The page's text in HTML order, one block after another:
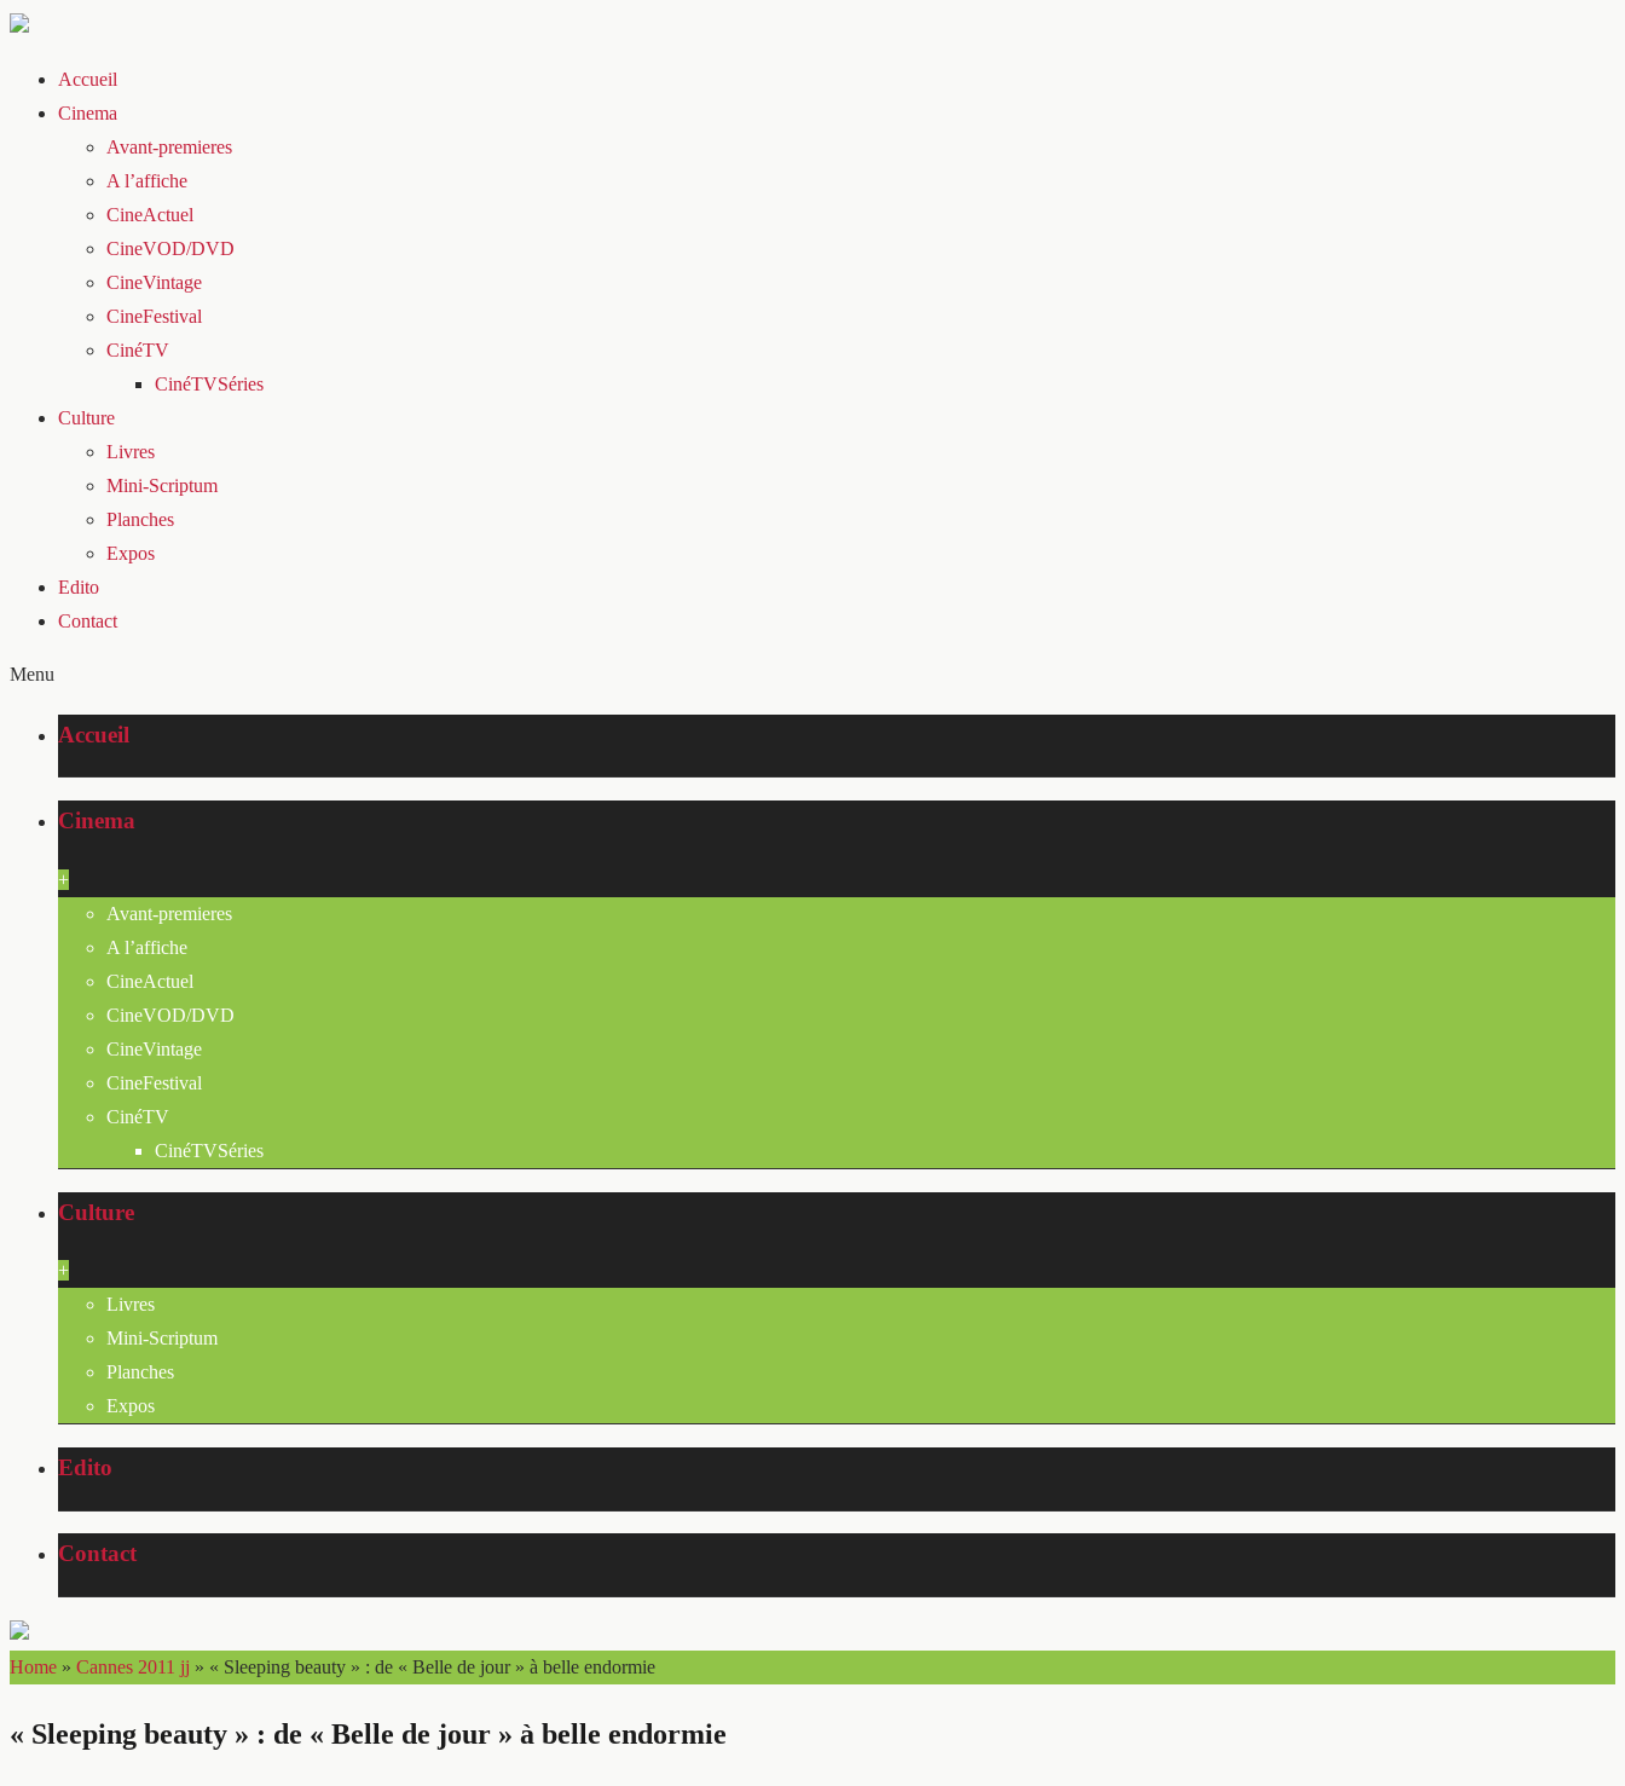
Accueil
Cinema
Avant-premieres
A l’affiche
CineActuel
CineVOD/DVD
CineVintage
CineFestival
CinéTV
CinéTVSéries
Culture
Livres
Mini-Scriptum
Planches
Expos
Edito
Contact
Menu
Accueil
Cinema
+
Avant-premieres
A l’affiche
CineActuel
CineVOD/DVD
CineVintage
CineFestival
CinéTV
CinéTVSéries
Culture
+
Livres
Mini-Scriptum
Planches
Expos
Edito
Contact
Home » Cannes 2011 jj » « Sleeping beauty » : de « Belle de jour » à belle endormie
« Sleeping beauty » : de « Belle de jour » à belle endormie